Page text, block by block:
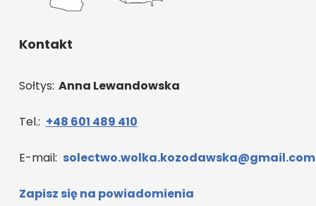
Kontakt
Sołtys: Anna Lewandowska
Tel.: +48 601 489 410
E-mail: solectwo.wolka.kozodawska@gmail.com
Zapisz się na powiadomienia